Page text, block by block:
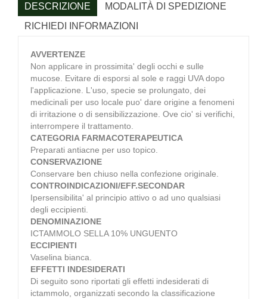
DESCRIZIONE
MODALITÀ DI SPEDIZIONE
RICHIEDI INFORMAZIONI
AVVERTENZE
Non applicare in prossimita' degli occhi e sulle
mucose. Evitare di esporsi al sole e raggi UVA dopo
l'applicazione. L'uso, specie se prolungato, dei
medicinali per uso locale puo' dare origine a fenomeni
di irritazione o di sensibilizzazione. Ove cio' si verifichi,
interrompere il trattamento.
CATEGORIA FARMACOTERAPEUTICA
Preparati antiacne per uso topico.
CONSERVAZIONE
Conservare ben chiuso nella confezione originale.
CONTROINDICAZIONI/EFF.SECONDAR
Ipersensibilita' al principio attivo o ad uno qualsiasi
degli eccipienti.
DENOMINAZIONE
ICTAMMOLO SELLA 10% UNGUENTO
ECCIPIENTI
Vaselina bianca.
EFFETTI INDESIDERATI
Di seguito sono riportati gli effetti indesiderati di
ictammolo, organizzati secondo la classificazione